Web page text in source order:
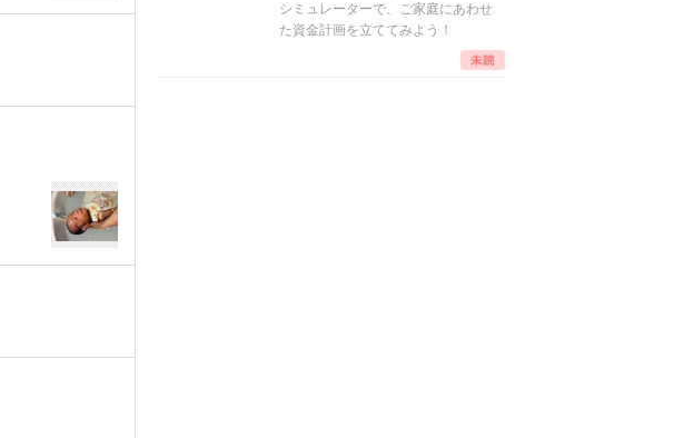
シミュレーターで、ご家庭にあわせ
た資金計画を立ててみよう！